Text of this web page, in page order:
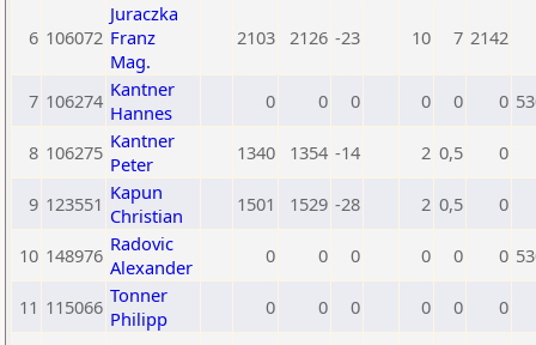
6 106072
Juraczka
Franz
Mag.
2103 2126 -23 10 7 2142
7 106274 Kantner
Hannes
0 0 0 0 0 0
8 106275 Kantner
Peter
1340 1354 -14 2 0,5 0
9 123551 Kapun
Christian
1501 1529 -28 2 0,5 0
10 148976 Radovic
Alexander
0 0 0 0 0 0
11 115066 Tonner
Philipp
0 0 0 0 0 0